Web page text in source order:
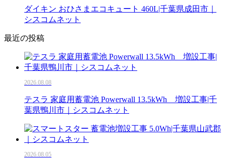
ダイキン おひさまエコキュート 460L|千葉県成田市｜
シスコムネット
最近の投稿
2026.08.08
テスラ 家庭用蓄電池 Powerwall 13.5kWh 増設工事|千
葉県鴨川市｜シスコムネット
2026.08.05